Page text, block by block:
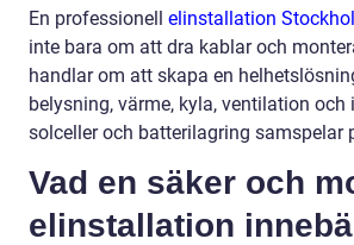
En professionell elinstallation
inte bara om att dra kablar och
handlar om att skapa en
belysning, värme, kyla, ventilation och
solceller och batterilagring samspelar
Vad en säker och
elinstallation